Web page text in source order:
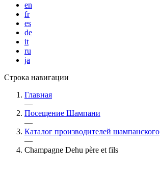
en
fr
es
de
it
ru
ja
Строка навигации
Главная
—
Посещение Шампани
—
Каталог производителей шампанского
—
Champagne Dehu père et fils